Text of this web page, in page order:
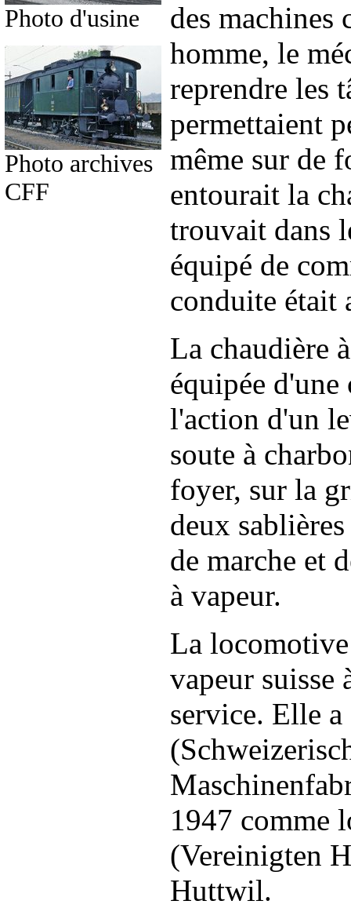
Photo d'usine
Photo archives
CFF
des machines
homme, le
reprendre les
permettaient
même sur de
entourait la
trouvait dans
équipé de
conduite était
La chaudière
équipée
l'action d'un
soute à
foyer, sur la
deux
de marche et
à vapeur.
La
vapeur suisse
service. Elle
1947 comme
(Vereinigten
Huttwil.